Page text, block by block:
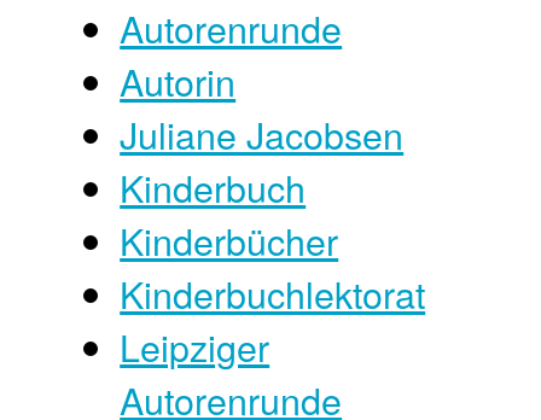
Autorenrunde
Autorin
Juliane Jacobsen
Kinderbuch
Kinderbücher
Kinderbuchlektorat
Leipziger
Autorenrunde